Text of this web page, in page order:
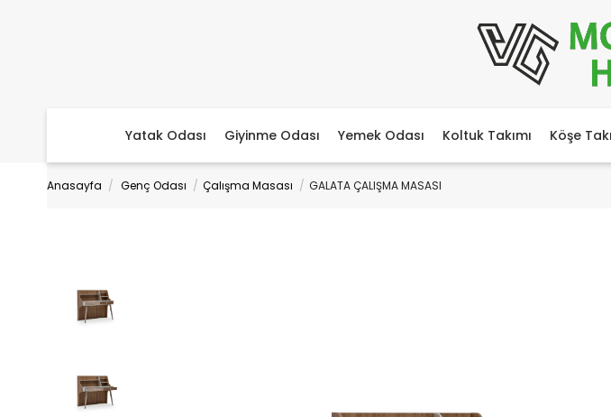
Yatak Odası Giyinme Odası Yemek Odası Koltuk Takımı Köşe
Anasayfa Genç Odası Çalışma Masası GALATA ÇALIŞMA MASASI